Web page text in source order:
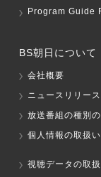
Program Guide
BS朝日について
会社概要
ニュースリリース
放送番組の種別
個人情報の取扱
視聴データの取